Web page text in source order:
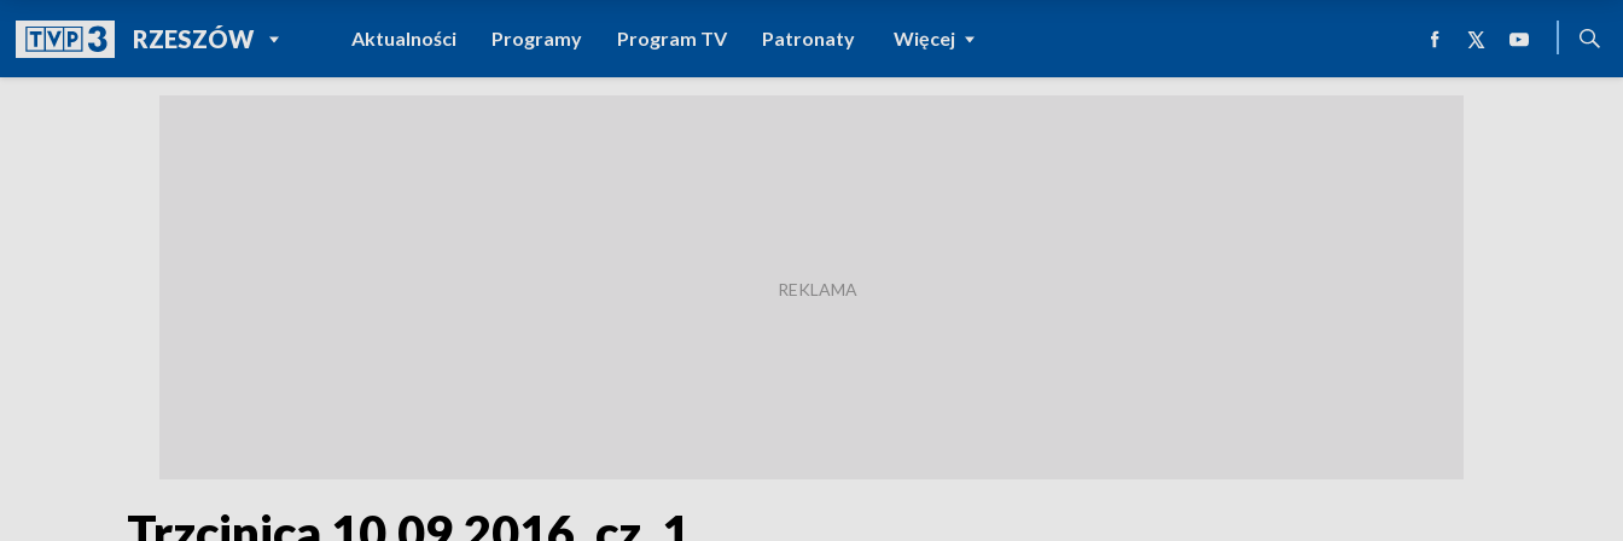
RZESZÓWPOWRÓT DO
TVP REGIONY
Aktualności Programy Program TV Patronaty Więcej